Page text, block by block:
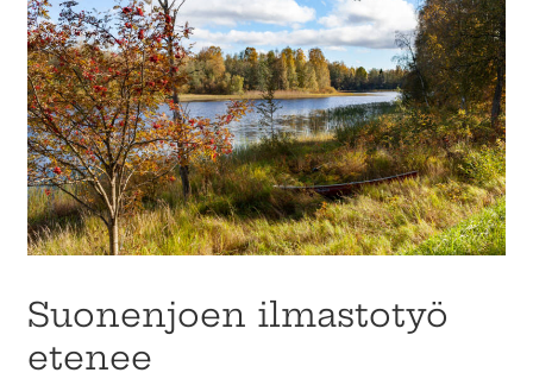
Suonenjoen ilmastotyö
etenee